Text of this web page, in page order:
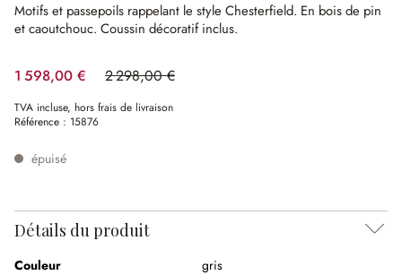
Motifs et passepoils rappelant le style Chesterfield. En bois de pin
et caoutchouc. Coussin décoratif inclus.
1 598,00 € 2 298,00 €
(30.46%spared)
TVA incluse, hors frais de livraison
Référence : 15876
épuisé
Détails du produit
Couleur
gris